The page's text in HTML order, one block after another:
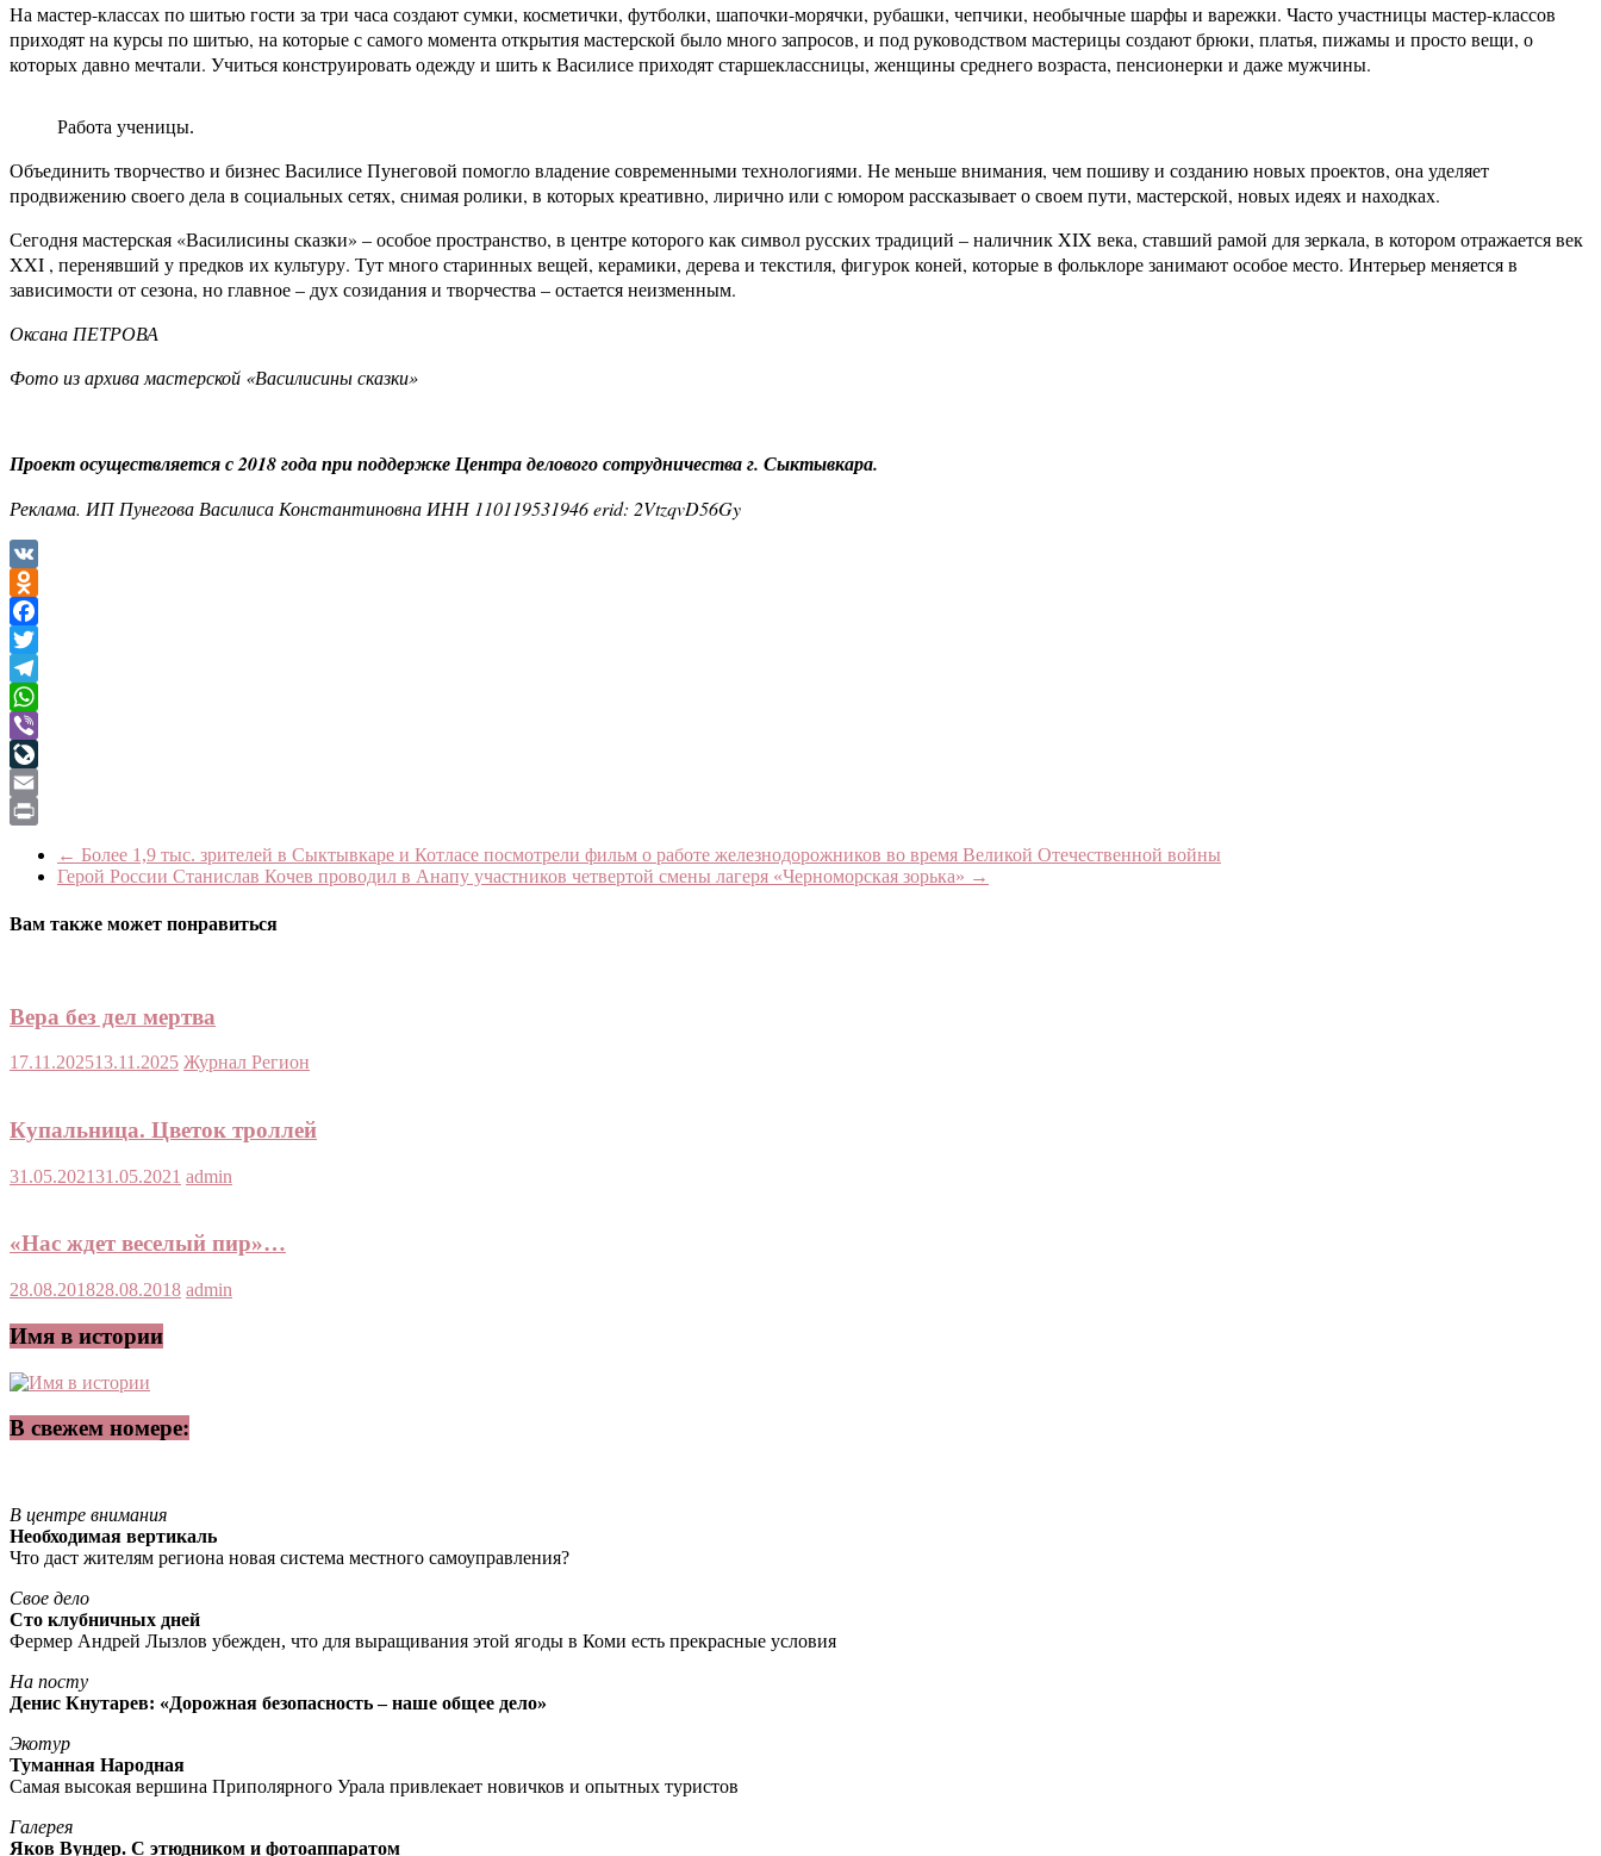
На мастер-классах по шитью гости за три часа создают сумки, косметички, футболки, шапочки-морячки, рубашки, чепчики, необычные шарфы и варежки. Часто участницы мастер-классов
приходят на курсы по шитью, на которые с самого момента открытия мастерской было много запросов, и под руководством мастерицы создают брюки, платья, пижамы и просто вещи, о
которых давно мечтали. Учиться конструировать одежду и шить к Василисе приходят старшеклассницы, женщины среднего возраста, пенсионерки и даже мужчины.
Работа ученицы.
Объединить творчество и бизнес Василисе Пунеговой помогло владение современными технологиями. Не меньше внимания, чем пошиву и созданию новых проектов, она уделяет
продвижению своего дела в социальных сетях, снимая ролики, в которых креативно, лирично или с юмором рассказывает о своем пути, мастерской, новых идеях и находках.
Сегодня мастерская «Василисины сказки» ­– особое пространство, в центре которого как символ русских традиций – наличник XIX века, ставший рамой для зеркала, в котором отражается век
XXI , перенявший у предков их культуру. Тут много старинных вещей, керамики, дерева и текстиля, фигурок коней, которые в фольклоре занимают особое место. Интерьер меняется в
зависимости от сезона, но главное – дух созидания и творчества – остается неизменным.
Оксана ПЕТРОВА
Фото из архива мастерской «Василисины сказки»
Проект осуществляется с 2018 года при поддержке Центра делового сотрудничества г. Сыктывкара.
Реклама. ИП Пунегова Василиса Константиновна ИНН 110119531946 erid: 2VtzqvD56Gy
VK
Odnoklassniki
Facebook
Twitter
Telegram
WhatsApp
Viber
LiveJournal
Email
← Более 1,9 тыс. зрителей в Сыктывкаре и Котласе посмотрели фильм о работе железнодорожников во время Великой Отечественной войны
Герой России Станислав Кочев проводил в Анапу участников четвертой смены лагеря «Черноморская зорька» →
Вам также может понравиться
Вера без дел мертва
17.11.202513.11.2025 Журнал Регион
Купальница. Цветок троллей
31.05.202131.05.2021 admin
«Нас ждет веселый пир»…
28.08.201828.08.2018 admin
Имя в истории
В свежем номере:
В центре внимания
Необходимая вертикаль
Что даст жителям региона новая система местного самоуправления?
Свое дело
Сто клубничных дней
Фермер Андрей Лызлов убежден, что для выращивания этой ягоды в Коми есть прекрасные условия
На посту
Денис Кнутарев: «Дорожная безопасность – наше общее дело»
Экотур
Туманная Народная
Самая высокая вершина Приполярного Урала привлекает новичков и опытных туристов
Галерея
Яков Вундер. С этюдником и фотоаппаратом